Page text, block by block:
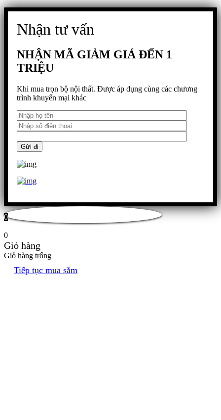
Nhận tư vấn
NHẬN MÃ GIẢM GIÁ ĐẾN 1
TRIỆU
Khi mua trọn bộ nội thất. Được áp dụng cùng các chương
trình khuyến mại khác
0
0
Giỏ hàng
Giỏ hàng trống
Tiếp tục mua sắm